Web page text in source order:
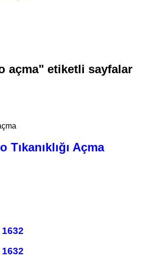
açma" etiketli sayfalar
Tıkanıklığı Açma